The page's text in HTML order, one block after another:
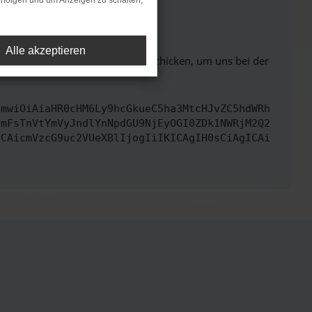
unterstützt werden.
Du kannst uns diesen Text schicken, um uns bei der
Alle akzeptieren